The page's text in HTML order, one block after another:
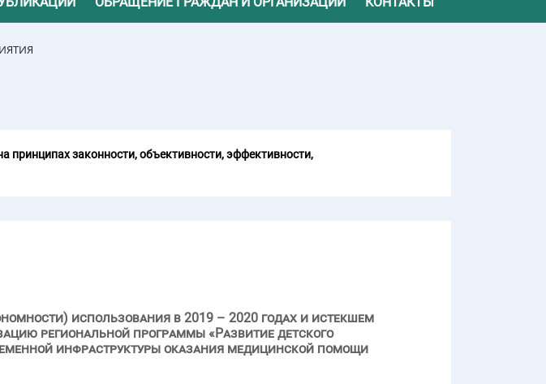
принципах законности, объективности, эффективности,
использования в 2019 – 2020 годах и истекшем
региональной программы «Развитие детского
инфраструктуры оказания медицинской помощи